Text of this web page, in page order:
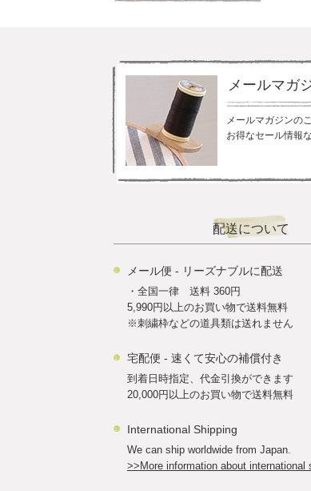
メールマガ
メールマガジンの
お得なセール情報
配送について
メール便 - リーズナブルに配送
・全国一律 送料 360円
5,990円以上のお買い物で送料無料
※刺繍枠などの道具類は送れません
宅配便 - 速くて安心の補償付き
到着日時指定、代金引換ができます
20,000円以上のお買い物で送料無料
International Shipping
We can ship worldwide from Japan.
>>More information about international